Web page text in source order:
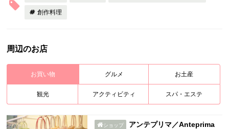
創作料理
周辺のお店
お買い物 グルメ お土産
観光 アクティビティ スパ・エステ
ショップ
アンテプリマ／Anteprima